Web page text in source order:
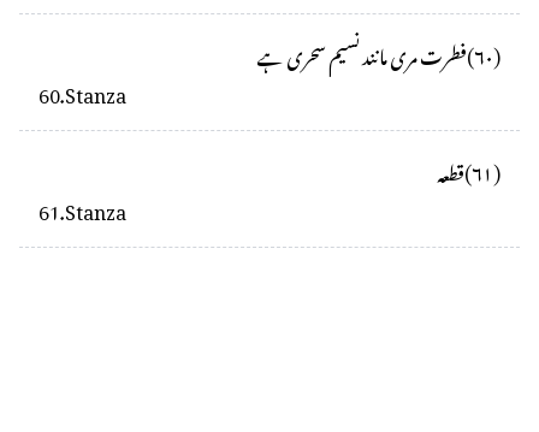
(۶۰)فطرت مری مانند نسیم سحری ہے
60.Stanza
(۶۱)قطعہ
61.Stanza